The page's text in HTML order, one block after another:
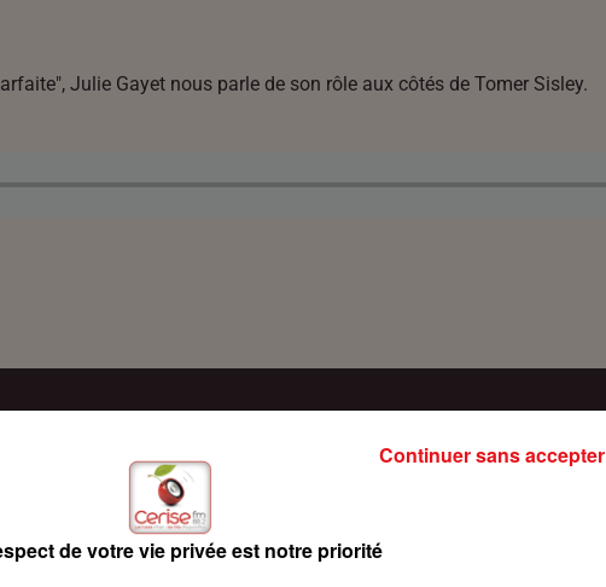
Julie Gayet nous parle de son rôle aux côtés de Tomer Sisley.
de votre vie privée est notre priorité
Continuer sans accepter